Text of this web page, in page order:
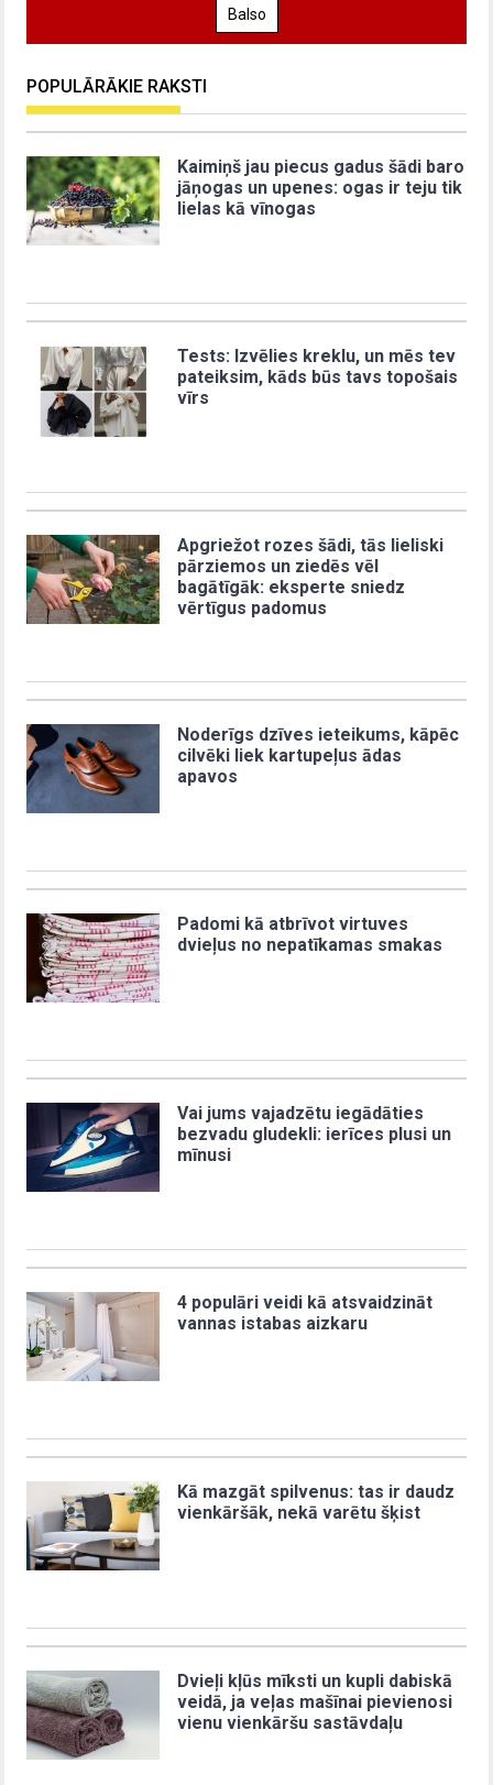
Balso
POPULĀRĀKIE RAKSTI
Kaimiņš jau piecus gadus šādi baro
jāņogas un upenes: ogas ir teju tik
lielas kā vīnogas
Tests: Izvēlies kreklu, un mēs tev
pateiksim, kāds būs tavs topošais
vīrs
Apgriežot rozes šādi, tās lieliski
pārziemos un ziedēs vēl
bagātīgāk: eksperte sniedz
vērtīgus padomus
Noderīgs dzīves ieteikums, kāpēc
cilvēki liek kartupeļus ādas
apavos
Padomi kā atbrīvot virtuves
dvieļus no nepatīkamas smakas
Vai jums vajadzētu iegādāties
bezvadu gludekli: ierīces plusi un
mīnusi
4 populāri veidi kā atsvaidzināt
vannas istabas aizkaru
Kā mazgāt spilvenus: tas ir daudz
vienkāršāk, nekā varētu šķist
Dvieļi kļūs mīksti un kupli dabiskā
veidā, ja veļas mašīnai pievienosi
vienu vienkāršu sastāvdaļu